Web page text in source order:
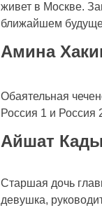
живет в Москве.
ближайшем
Амина
Обаятельная
Россия 1 и Россия
Айшат
Старшая дочь
девушка,